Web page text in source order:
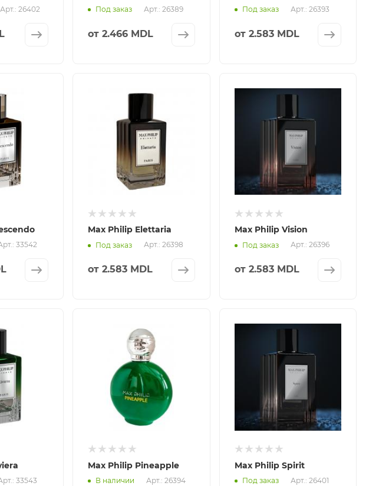
Арт.: 26402 Под заказ Арт.: 26389
от 2.466 MDL
Под заказ Арт.: 26393
от 2.583 MDL
33542
Max Philip Elettaria
Под заказ Арт.: 26398
от 2.583 MDL
Max Philip Vision
Под заказ Арт.: 26396
от 2.583 MDL
33543
Max Philip Pineapple
В наличии Арт.: 26394
Max Philip Spirit
Под заказ Арт.: 26401